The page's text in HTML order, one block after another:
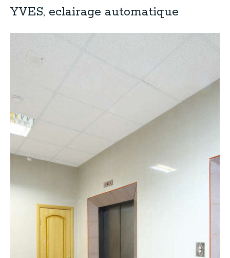
YVES, eclairage automatique